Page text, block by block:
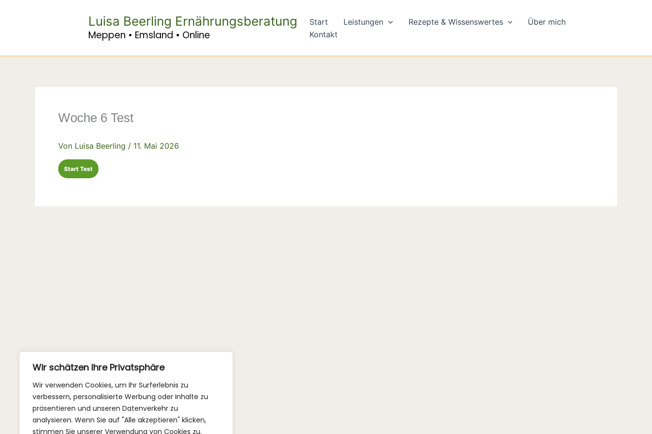
Wir schätzen Ihre Privatsphäre
Wir verwenden Cookies, um Ihr Surferlebnis zu
verbessern, personalisierte Werbung oder Inhalte zu
präsentieren und unseren Datenverkehr zu
analysieren. Wenn Sie auf "Alle akzeptieren" klicken,
stimmen Sie unserer Verwendung von Cookies zu.
Luisa Beerling Ernährungsberatung
Meppen • Emsland • Online
Start Leistungen Rezepte & Wissenswertes
Über mich
Kontakt
Woche 6 Test
Von Luisa Beerling / 11. Mai 2026